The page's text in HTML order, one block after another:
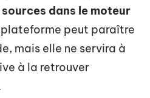
dans le moteur
plateforme peut paraître
mais elle ne servira à
à la retrouver